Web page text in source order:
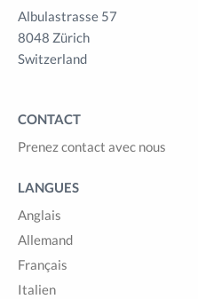
Albulastrasse 57
8048 Zürich
Switzerland
CONTACT
Prenez contact avec nous
LANGUES
Anglais
Allemand
Français
Italien